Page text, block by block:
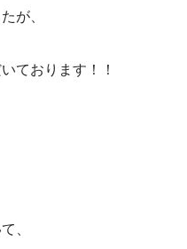
が、
ております！！
、